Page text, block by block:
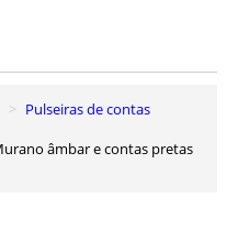
Pulseiras de contas